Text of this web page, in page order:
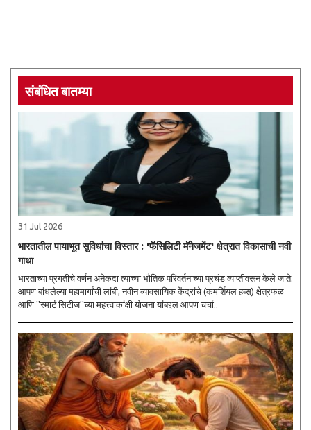
संबंधित बातम्या
31 Jul 2026
भारतातील पायाभूत सुविधांचा विस्तार : 'फॅसिलिटी मॅनेजमेंट' क्षेत्रात विकासाची नवी
गाथा
भारताच्या प्रगतीचे वर्णन अनेकदा त्याच्या भौतिक परिवर्तनाच्या प्रचंड व्याप्तीवरून केले जाते.
आपण बांधलेल्या महामार्गांची लांबी, नवीन व्यावसायिक केंद्रांचे (कमर्शियल हब्स) क्षेत्रफळ
आणि ''स्मार्ट सिटीज''च्या महत्त्वाकांक्षी योजना यांबद्दल आपण चर्चा..